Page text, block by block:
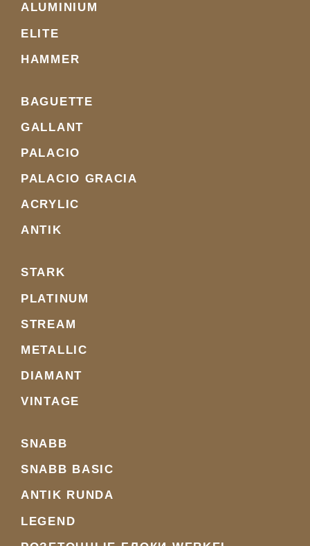
ALUMINIUM
ELITE
HAMMER
BAGUETTE
GALLANT
PALACIO
PALACIO GRACIA
ACRYLIC
ANTIK
STARK
PLATINUM
STREAM
METALLIC
DIAMANT
VINTAGE
SNABB
SNABB BASIC
ANTIK RUNDA
LEGEND